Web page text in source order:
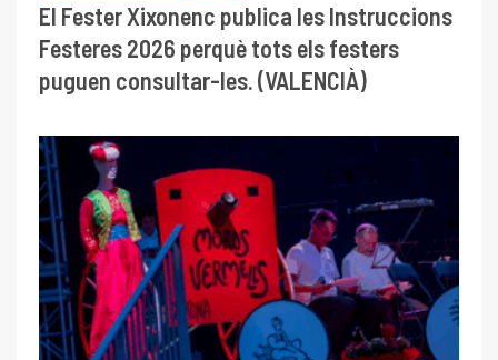
El Fester Xixonenc publica les Instruccions
Festeres 2026 perquè tots els festers
puguen consultar-les. (VALENCIÀ)